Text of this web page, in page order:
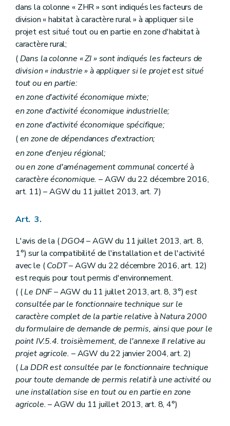
dans la colonne « ZHR » sont indiqués les facteurs de
division « habitat à caractère rural » à appliquer si le
projet est situé tout ou en partie en zone d'habitat à
caractère rural;
(Dans la colonne « ZI » sont indiqués les facteurs de
division « industrie » à appliquer si le projet est situé
tout ou en partie:
en zone d'activité économique mixte;
en zone d'activité économique industrielle;
en zone d'activité économique spécifique;
(en zone de dépendances d'extraction;
en zone d'enjeu régional;
ou en zone d'aménagement communal concerté à
caractère économique. – AGW du 22 décembre 2016,
art. 11) – AGW du 11 juillet 2013, art. 7)
Art. 3.
L'avis de la (DGO4– AGW du 11 juillet 2013, art. 8,
1°) sur la compatibilité de l'installation et de l'activité
avec le (CoDT– AGW du 22 décembre 2016, art. 12)
est requis pour tout permis d'environnement.
( (Le DNF– AGW du 11 juillet 2013, art. 8, 3°)est
consultée par le fonctionnaire technique sur le
caractère complet de la partie relative à Natura 2000
du formulaire de demande de permis, ainsi que pour le
point IV.5.4. troisièmement, de l'annexe II relative au
projet agricole. – AGW du 22 janvier 2004, art. 2)
(La DDR est consultée par le fonctionnaire technique
pour toute demande de permis relatif à une activité ou
une installation sise en tout ou en partie en zone
agricole.– AGW du 11 juillet 2013, art. 8, 4°)